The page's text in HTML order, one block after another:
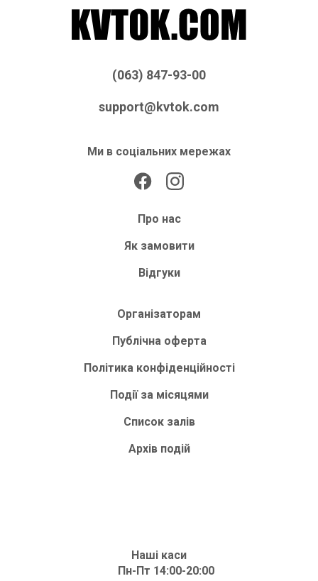
(063) 847-93-00
support@kvtok.com
Ми в соціальних мережах
Про нас
Як замовити
Відгуки
Організаторам
Публічна оферта
Політика конфіденційності
Події за місяцями
Список залів
Архів подій
Наші каси
Пн-Пт 14:00-20:00